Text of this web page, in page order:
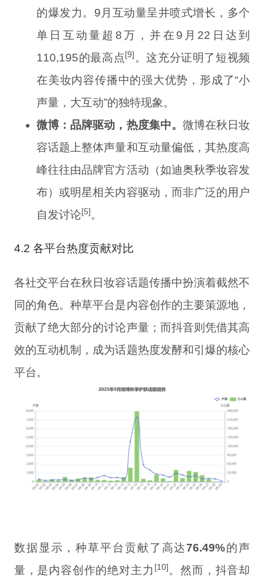
的爆发力。9月互动量呈井喷式增长，多个
单日互动量超8万，并在9月22日达到
110,195的最高点[9] 。这充分证明了短视频
在美妆内容传播中的强大优势，形成了“小
声量，大互动”的独特现象。
微博：品牌驱动，热度集中。 微博在秋日妆
容话题上整体声量和互动量偏低，其热度高
峰往往由品牌官方活动（如迪奥秋季妆容发
布）或明星相关内容驱动，而非广泛的用户
自发讨论[5]。
4.2 各平台热度贡献对比
各社交平台在秋日妆容话题传播中扮演着截然不
同的角色。种草平台是内容创作的主要策源地，
贡献了绝大部分的讨论声量；而抖音则凭借其高
效的互动机制，成为话题热度发酵和引爆的核心
平台。
数据显示，种草平台贡献了高达76.49%的声
量，是内容创作的绝对主力 [10]。然而，抖音却